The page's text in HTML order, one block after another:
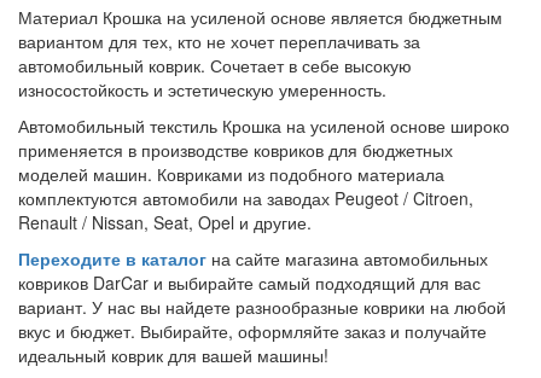
Материал Крошка на усиленой основе является бюджетным
вариантом для тех, кто не хочет переплачивать за
автомобильный коврик. Сочетает в себе высокую
износостойкость и эстетическую умеренность.
Автомобильный текстиль Крошка на усиленой основе широко
применяется в производстве ковриков для бюджетных
моделей машин. Ковриками из подобного материала
комплектуются автомобили на заводах Peugeot / Citroen,
Renault / Nissan, Seat, Opel и другие.
Переходите в каталог на сайте магазина автомобильных
ковриков DarCar и выбирайте самый подходящий для вас
вариант. У нас вы найдете разнообразные коврики на любой
вкус и бюджет. Выбирайте, оформляйте заказ и получайте
идеальный коврик для вашей машины!